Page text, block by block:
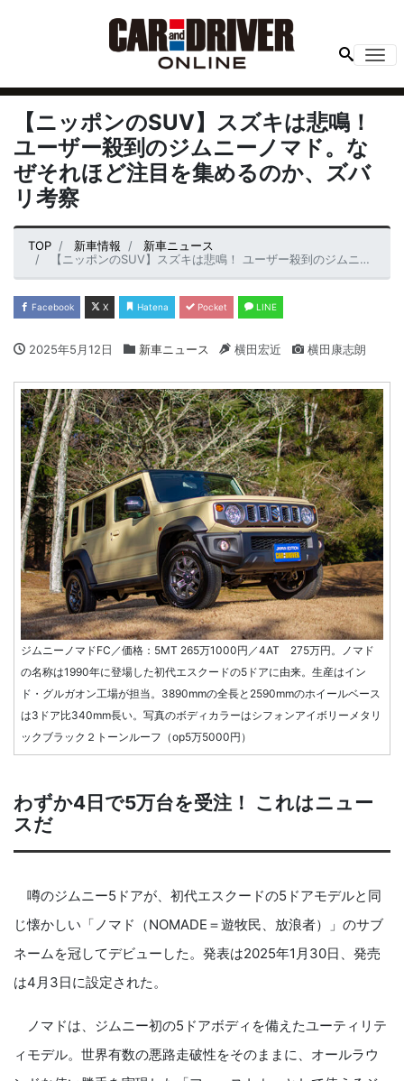
【ニッポンのSUV】スズキは悲鳴！
ユーザー殺到のジムニーノマド。な
ぜそれほど注目を集めるのか、ズバ
リ考察
TOP 新車情報
新車ニュース
【ニッポンのSUV】スズキは悲鳴！ ユーザー殺到のジムニーノマド。なぜそれほど注目を集めるのか、ズバリ考察
Facebook X Hatena Pocket LINE
2025年5月12日 新車ニュース 横田宏近 横田康志朗
ジムニーノマドFC／価格：5MT 265万1000円／4AT 275万円。ノマド
の名称は1990年に登場した初代エスクードの5ドアに由来。生産はイン
ド・グルガオン工場が担当。3890mmの全長と2590mmのホイールベース
は3ドア比340mm長い。写真のボディカラーはシフォンアイボリーメタリ
ックブラック２トーンルーフ（op5万5000円）
わずか4日で5万台を受注！ これはニュー
スだ
噂のジムニー5ドアが、初代エスクードの5ドアモデルと同
じ懐かしい「ノマド（NOMADE＝遊牧民、放浪者）」のサブ
ネームを冠してデビューした。発表は2025年1月30日、発売
は4月3日に設定された。
ノマドは、ジムニー初の5ドアボディを備えたユーティリテ
ィモデル。世界有数の悪路走破性をそのままに、オールラウ